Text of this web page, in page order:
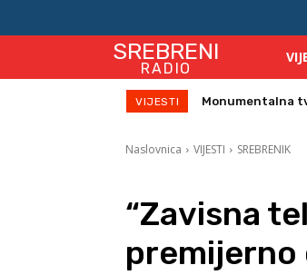
SREBRENI
RADIO
VIJESTI Direktor Vijeća
Naslovnica VIJESTI SREBRENIK
“Zavisna
premijerno